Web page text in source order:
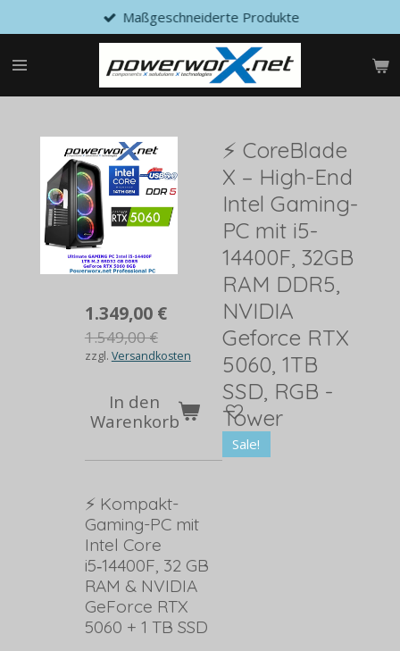
Hauptinhalt
springen
Maßgeschneiderte Produkte
⚡ CoreBlade
X – High-End
Intel Gaming-
PC mit i5-
14400F, 32GB
RAM DDR5,
NVIDIA
Geforce RTX
5060, 1TB
SSD, RGB -
Tower
Sale!
1.349,00 €
1.549,00 €
zzgl. Versandkosten
In den
Warenkorb
⚡ Kompakt-
Gaming-PC mit
Intel Core
i5‑14400F, 32 GB
RAM & NVIDIA
GeForce RTX
5060 + 1 TB SSD